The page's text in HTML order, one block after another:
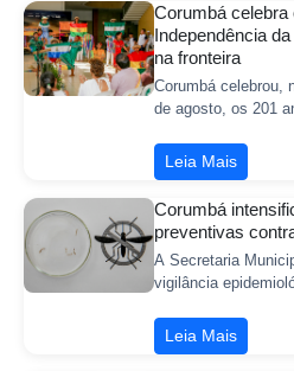
Corumbá celebra
Independência
na fronteira
Corumbá celebrou,
de agosto, os 201
Convenções. O
Leia Mais
Corumbá
preventivas
A Secretaria
vigilância
chikungunya em
...
Leia Mais